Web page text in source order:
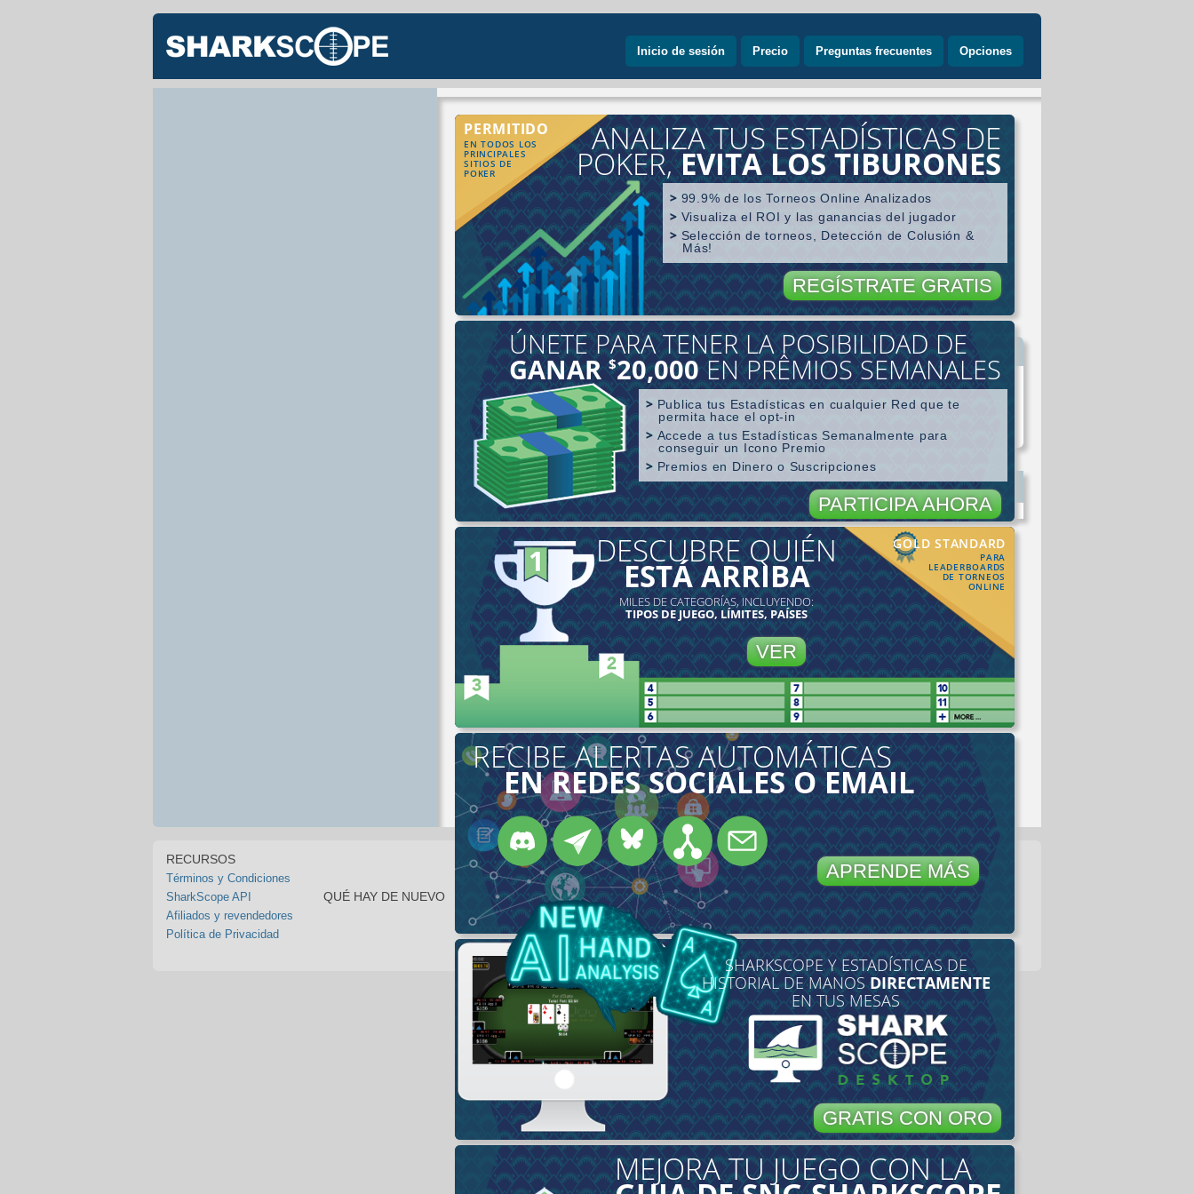
Inicio de sesión Precio Preguntas frecuentes Opciones
PERMITIDO
EN TODOS LOS
PRINCIPALES
SITIOS DE
POKER
ANALIZA TUS ESTADÍSTICAS DE
POKER,EVITA LOS TIBURONES
99.9% de los Torneos Online Analizados
Visualiza el ROI y las ganancias del jugador
Selección de torneos, Detección de Colusión &
Más!
REGÍSTRATE GRATIS
ÚNETE PARA TENER LA POSIBILIDAD DE
GANAR$20,000EN PRÊMIOS SEMANALES
Publica tus Estadísticas en cualquier Red que te
permita hace el opt-in
Accede a tus Estadísticas Semanalmente para
conseguir un Icono Premio
Premios en Dinero o Suscripciones
PARTICIPA AHORA
GOLD STANDARD
PARA
LEADERBOARDS
DE TORNEOS
ONLINE
DESCUBRE QUIÉN
ESTÁ ARRIBA
MILES DE CATEGORÍAS, INCLUYENDO:
TIPOS DE JUEGO, LÍMITES, PAÍSES
VER
RECIBE ALERTAS AUTOMÁTICAS
EN REDES SOCIALES O EMAIL
APRENDE MÁS
SHARKSCOPE Y ESTADÍSTICAS DE
HISTORIAL DE MANOSDIRECTAMENTE
EN TUS MESAS
GRATIS CON ORO
MEJORA TU JUEGO CON LA
Búsqueda por jugador
Cobertura SharkScope
RECURSOS
Términos y Condiciones
SharkScope API
Afiliados y revendedores
Política de Privacidad
QUÉ HAY DE NUEVO